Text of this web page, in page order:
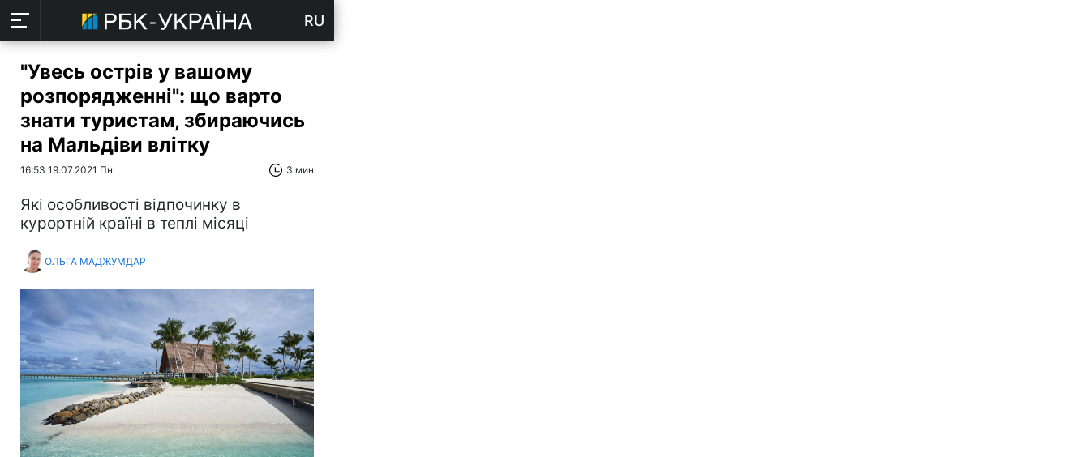
RU
"Увесь острів у вашому
розпорядженні": що варто
знати туристам, збираючись
на Мальдіви влітку
16:53 19.07.2021 Пн 3 мин
Які особливості відпочинку в
курортній країні в теплі місяці
ОЛЬГА МАДЖУМДАР